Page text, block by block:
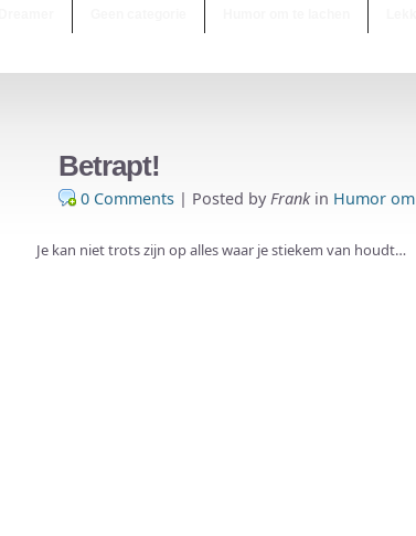
Betrapt!
0 Comments | Posted byFrankin Humor
Je kan niet trots zijn op alles waar je stiekem van houdt…